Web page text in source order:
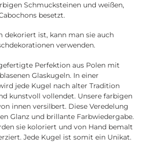
Schmucksteinen und weißen,
besetzt.
dekoriert ist, kann man sie auch
verwenden.
Perfektion aus Polen mit
Glaskugeln. In einer
jede Kugel nach alter Tradition
kunstvoll vollendet. Unsere farbigen
innen versilbert. Diese Veredelung
Glanz und brillante Farbwiedergabe.
sie koloriert und von Hand bemalt
Jede Kugel ist somit ein Unikat.